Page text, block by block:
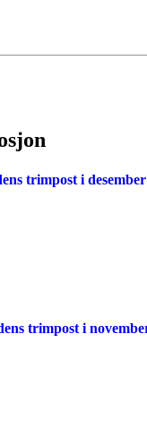
trimpost i desember
trimpost i